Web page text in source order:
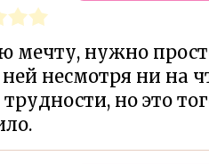
мечту, нужно
несмотря ни на
но это